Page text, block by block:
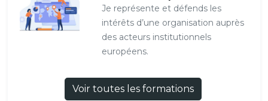
Je représente et défends les
intérêts d’une organisation auprès
des acteurs institutionnels
européens.
Voir toutes les formations